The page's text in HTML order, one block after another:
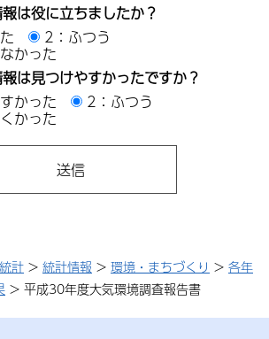
は役に立ちましたか？
2：ふつう
かった
は見つけやすかったですか？
かった
2：ふつう
かった
計 > 統計情報 > 環境・まちづくり > 各年
> 平成30年度大気環境調査報告書